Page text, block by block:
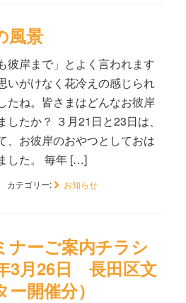
風景
彼岸まで」とよく言われます
いがけなく花冷えの感じられ
たね。皆さまはどんなお彼岸
したか？ ３月21日と23日は、
、お彼岸のおやつとしておは
した。 毎年 […]
カテゴリー: お知らせ
ナーご案内チラシ
3月26日 長田区文
開催分）